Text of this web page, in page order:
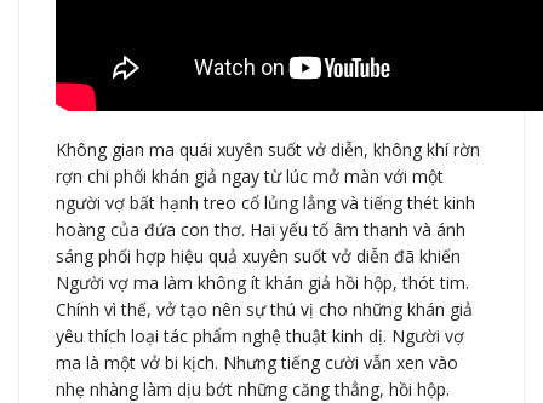
Không gian ma quái xuyên suốt vở diễn, không khí rờn
rợn chi phối khán giả ngay từ lúc mở màn với một
người vợ bất hạnh treo cổ lủng lẳng và tiếng thét kinh
hoàng của đứa con thơ. Hai yếu tố âm thanh và ánh
sáng phối hợp hiệu quả xuyên suốt vở diễn đã khiến
Người vợ ma làm không ít khán giả hồi hộp, thót tim.
Chính vì thế, vở tạo nên sự thú vị cho những khán giả
yêu thích loại tác phẩm nghệ thuật kinh dị. Người vợ
ma là một vở bi kịch. Nhưng tiếng cười vẫn xen vào
nhẹ nhàng làm dịu bớt những căng thẳng, hồi hộp.